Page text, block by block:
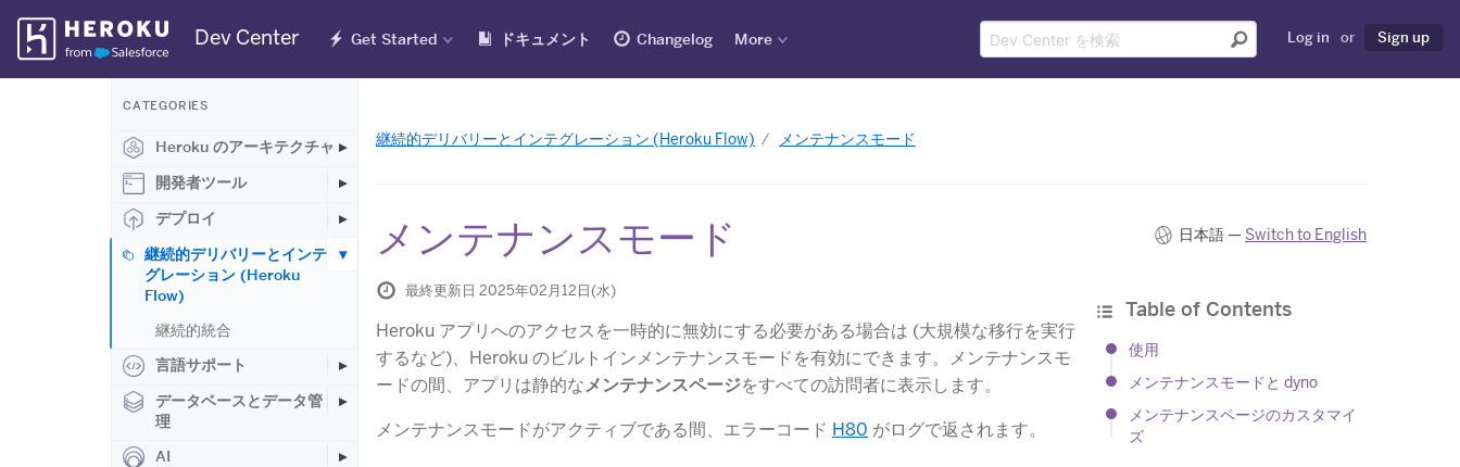
Skip
Navigation
Dev Center Get Started ドキュメント Changelog More Log in or Sign up
CATEGORIES
Heroku のアーキテクチャ
開発者ツール
デプロイ
継続的デリバリーとインテ
グレーション (Heroku
Flow)
継続的統合
言語サポート
データベースとデータ管
理
AI
継続的デリバリーとインテグレーション (Heroku Flow) メンテナンスモード
メンテナンスモード 日本語 — Switch to English
Table of Contents
使用
メンテナンスモードと dyno
メンテナンスページのカスタマイ
ズ
最終更新日 2025年02月12日(水)
Heroku アプリへのアクセスを一時的に無効にする必要がある場合は (大規模な移行を実行
するなど)、Heroku のビルトインメンテナンスモードを有効にできます。メンテナンスモ
ードの間、アプリは静的なメンテナンスページ​をすべての訪問者に表示します。
メンテナンスモードがアクティブである間、エラーコード H80 ​ がログで返されます。